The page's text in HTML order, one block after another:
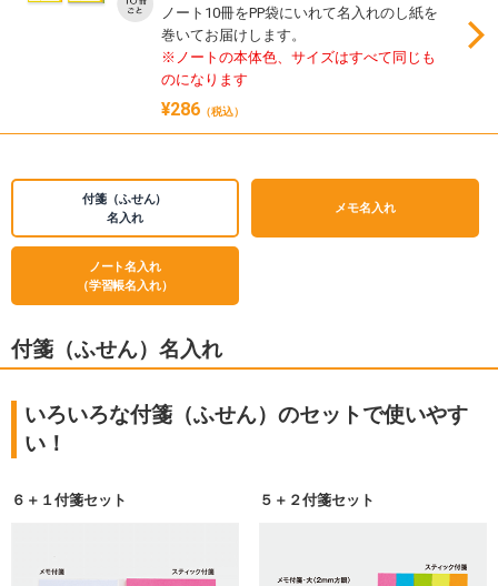
ノート10冊をPP袋にいれて名入れのし紙を
巻いてお届けします。
※ノートの本体色、サイズはすべて同じも
のになります
¥286 （税込）
付箋（ふせん）
名入れ
メモ名入れ
ノート名入れ
（学習帳名入れ）
付箋（ふせん）名入れ
いろいろな付箋（ふせん）のセットで使いやす
い！
６＋１付箋セット ５＋２付箋セット